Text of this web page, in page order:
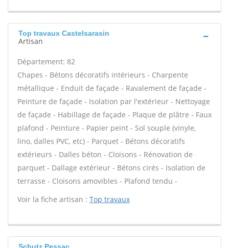
Top travaux Castelsarasin
Artisan
Département: 82
Chapes - Bétons décoratifs intérieurs - Charpente
métallique - Enduit de façade - Ravalement de façade -
Peinture de façade - Isolation par l'extérieur - Nettoyage
de façade - Habillage de façade - Plaque de plâtre - Faux
plafond - Peinture - Papier peint - Sol souple (vinyle,
lino, dalles PVC, etc) - Parquet - Bétons décoratifs
extérieurs - Dalles béton - Cloisons - Rénovation de
parquet - Dallage extérieur - Bétons cirés - Isolation de
terrasse - Cloisons amovibles - Plafond tendu -
Voir la fiche artisan : Top travaux